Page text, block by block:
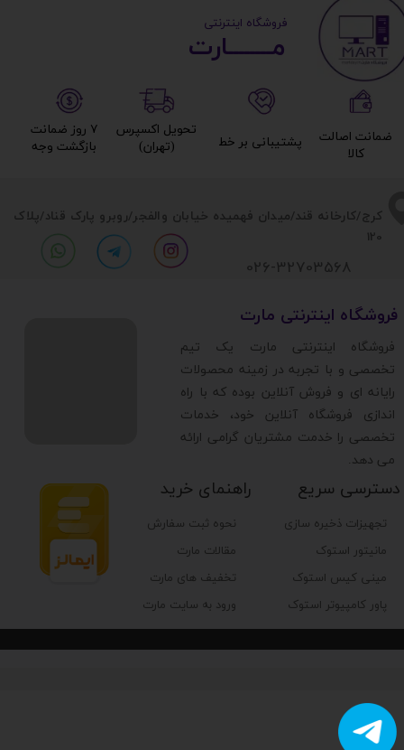
​​کرج/کارخانه قند/میدان فهمیده خیابان والفجر/روبرو پارک قناد/پلاک
120
تجهیزات ذخیره سازی
مانیتور استوک
مینی کیس استوک
پاور کامپیوتر استوک
دسترسی سریع راهنمای خرید
نحوه ثبت سفارش
مقالات مارت
تخفیف های مارت
ورود به سایت مارت
​فروشگاه اینترنتی مارت
​فروشگاه اینترنتی مارت یک تیم
تخصصی و با تجربه در زمینه محصولات
رایانه ای و فروش آنلاین بوده که با راه
اندازی فروشگاه آنلاین خود، خدمات
تخصصی را خدمت مشتریان گرامی ارائه
می دهد.
026-32703568
مــــــــارت​​​​​​
​ ​فروشگاه اینترنتی
۷ روز ضمانت
بازگشت وجه​​​​​​​
تحویل اکسپرس
(تهران)​​​​​​​
پشتیبانی بر خط​​​​​​​
ضمانت اصالت
کالا​​​​​​​